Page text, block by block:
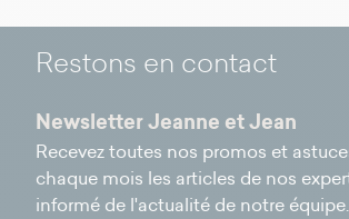
Restons en contact
Newsletter Jeanne et Jean
Recevez toutes nos promos et
chaque mois les articles de nos
informé de l'actualité de notre équipe.